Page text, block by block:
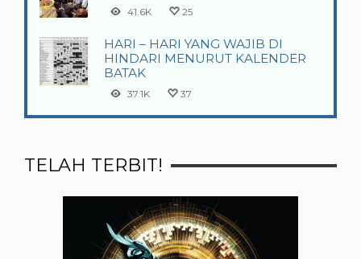
41.6K 25
HARI – HARI YANG WAJIB DI
HINDARI MENURUT KALENDER
BATAK
37.1K 37
TELAH TERBIT!